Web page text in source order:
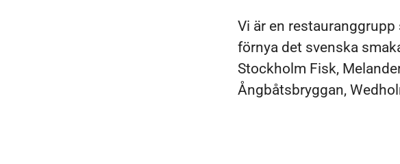
Vi är en
förnya det svenska
Stockholm Fisk,
Ångbåtsbryggan,